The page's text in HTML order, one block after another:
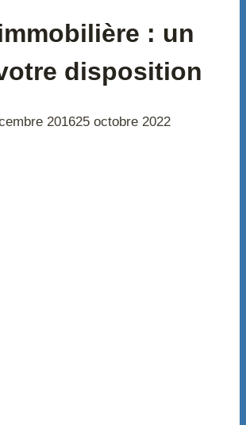
: un
disposition
201625 octobre 2022